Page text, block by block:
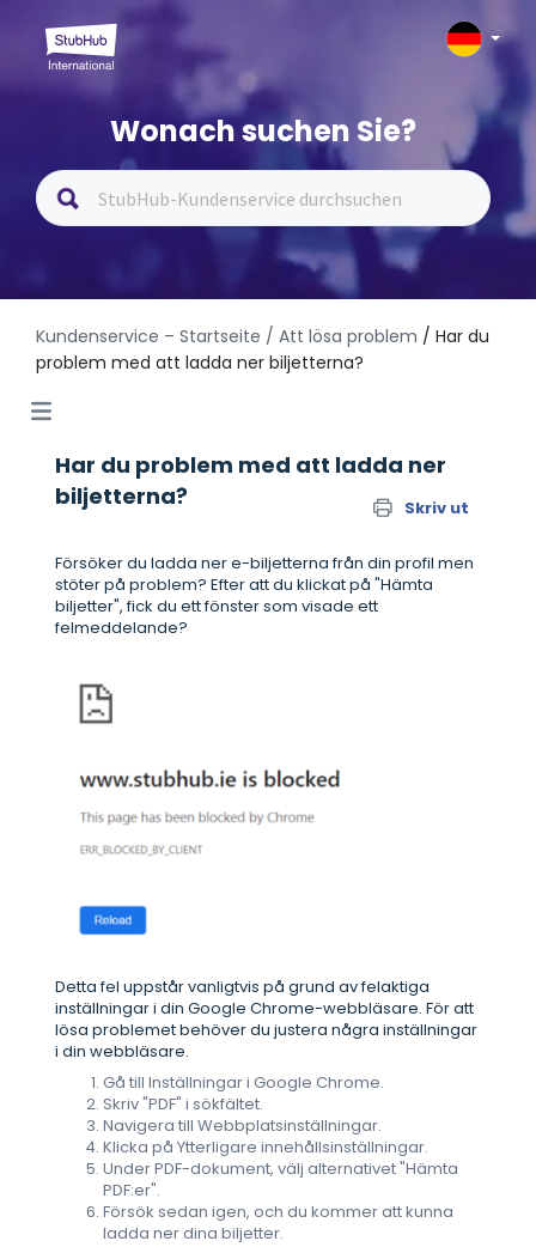
Wonach suchen Sie?
Kundenservice – Startseite / Att lösa problem / Har du
problem med att ladda ner biljetterna?
Har du problem med att ladda ner
biljetterna?
Skriv ut
Försöker du ladda ner e-biljetterna från din profil men
stöter på problem? Efter att du klickat på "Hämta
biljetter", fick du ett fönster som visade ett
felmeddelande?
Detta fel uppstår vanligtvis på grund av felaktiga
inställningar i din Google Chrome-webbläsare. För att
lösa problemet behöver du justera några inställningar
i din webbläsare.
Gå till Inställningar i Google Chrome.
Skriv "PDF" i sökfältet.
Navigera till Webbplatsinställningar.
Klicka på Ytterligare innehållsinställningar.
Under PDF-dokument, välj alternativet "Hämta
PDF:er".
Försök sedan igen, och du kommer att kunna
ladda ner dina biljetter.